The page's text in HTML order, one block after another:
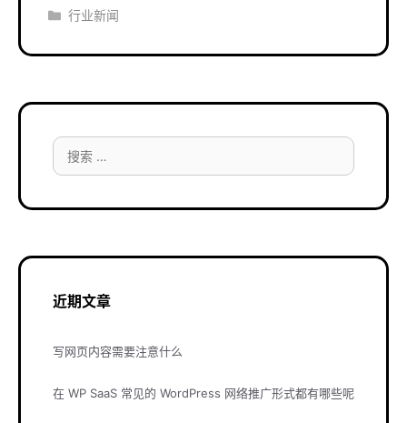
分
行业新闻
搜
索：
近期文章
写网页内容需要注意什么
在 WP SaaS 常见的 WordPress 网络推广形式都有哪些呢